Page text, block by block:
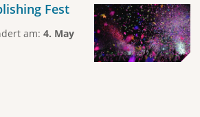
Fest
am: 4. May